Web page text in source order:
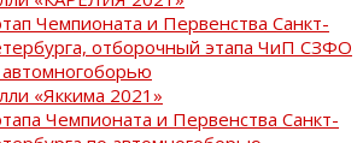
Чемпионата и Первенства Санкт-
отборочный этапа ЧиП СЗФО
«Яккима 2021»
Чемпионата и Первенства Санкт-